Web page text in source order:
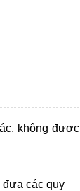
không được
đưa các quy